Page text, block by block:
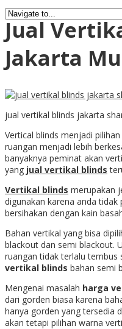
Jual
Jakarta
jual vertikal blinds jakarta
Vertical blinds menjadi
ruangan menjadi lebih
banyaknya peminat akan
yang jual vertikal blinds
Vertikal blinds merupakan
digunakan karena anda tidak
bersihakan dengan kain
Bahan vertikal yang bisa
blackout dan semi blackout.
ruangan tidak terlalu tembus
vertikal blinds bahan semi
Mengenai masalah harga
dari gorden biasa karena
hanya gorden yang tersedia
akan tetapi pilihan warna